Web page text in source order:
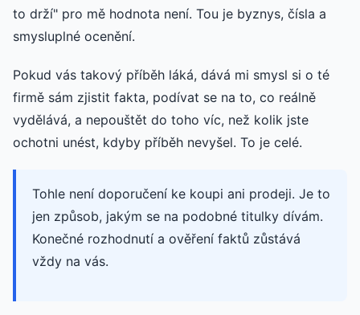
to drží" pro mě hodnota není. Tou je byznys, čísla a
smysluplné ocenění.
Pokud vás takový příběh láká, dává mi smysl si o té
firmě sám zjistit fakta, podívat se na to, co reálně
vydělává, a nepouštět do toho víc, než kolik jste
ochotni unést, kdyby příběh nevyšel. To je celé.
Tohle není doporučení ke koupi ani prodeji. Je to
jen způsob, jakým se na podobné titulky dívám.
Konečné rozhodnutí a ověření faktů zůstává
vždy na vás.